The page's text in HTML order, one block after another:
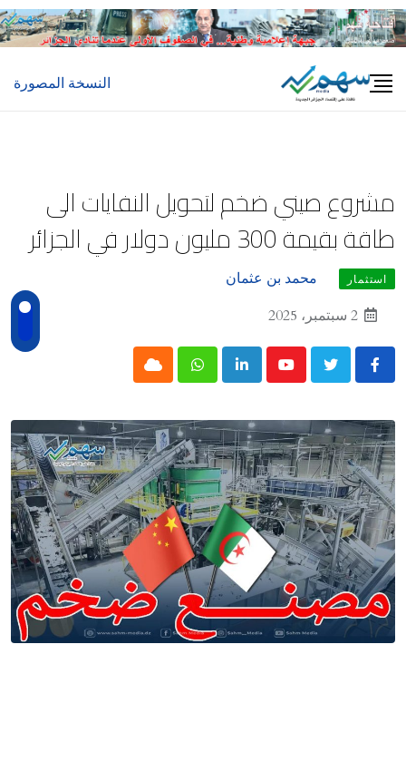
Skip
to
النسخة المصورة
مشروع صيني ضخم لتحويل النفايات الى
طاقة بقيمة 300 مليون دولار في الجزائر
استثمار
محمد بن عثمان
2 سبتمبر، 2025
Youtube
LinkedIn
Whatsapp
Cloud